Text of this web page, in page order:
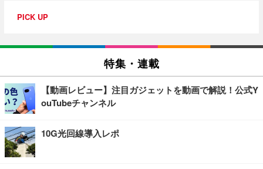
PICK UP
特集・連載
【動画レビュー】注目ガジェットを動画で解説！公式Y
ouTubeチャンネル
10G光回線導入レポ